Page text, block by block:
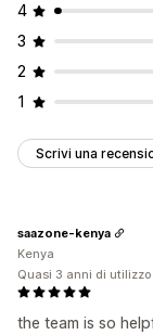
4
3
2
1
Scrivi una
the team is so
saazone-kenya
Kenya
Quasi 3 anni di utilizzo